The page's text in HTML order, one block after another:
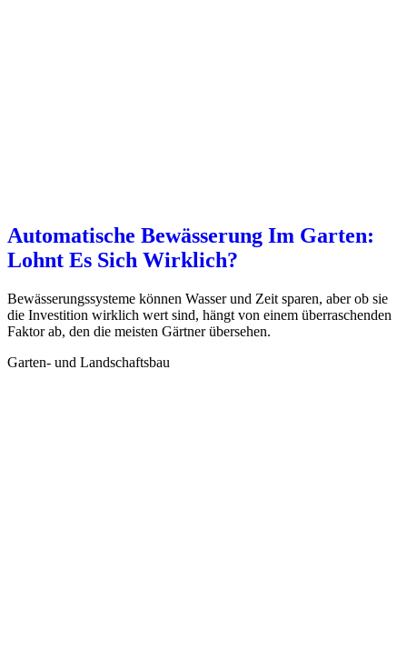
Automatische Bewässerung Im Garten:
Lohnt Es Sich Wirklich?
Bewässerungssysteme können Wasser und Zeit sparen, aber ob sie
die Investition wirklich wert sind, hängt von einem überraschenden
Faktor ab, den die meisten Gärtner übersehen.
Garten- und Landschaftsbau